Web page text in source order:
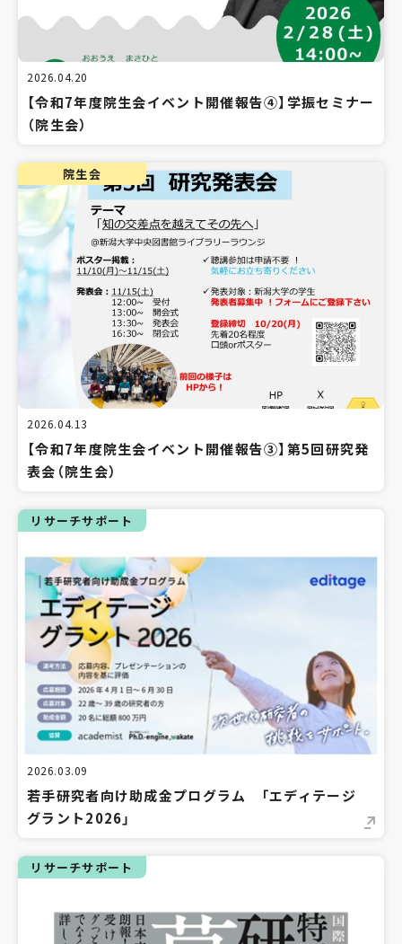
2026.04.20
【令和7年度院生会イベント開催報告④】学振セミナー
（院生会）
院生会
2026.04.13
【令和7年度院生会イベント開催報告③】第5回研究発
表会（院生会）
リサーチサポート
2026.03.09
若手研究者向け助成金プログラム 「エディテージ
グラント2026」
リサーチサポート